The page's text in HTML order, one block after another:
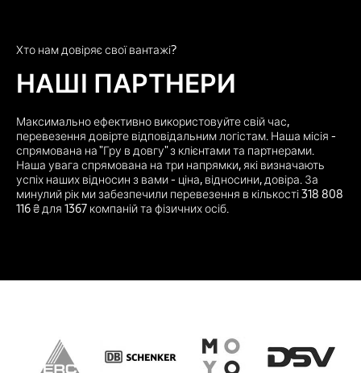
Хто нам довіряє свої вантажі?
НАШІ ПАРТНЕРИ
Максимально ефективно використовуйте свій час,
перевезення довірте відповідальним логістам. Наша місія -
спрямована на "Гру в довгу" з клієнтами та партнерами.
Наша увага спрямована на три напрямки, які визначають
успіх наших відносин з вами - ціна, відносини, довіра. За
минулий рік ми забезпечили перевезення в кількості 318 808
116 ₴ для 1367 компаній та фізичних осіб.